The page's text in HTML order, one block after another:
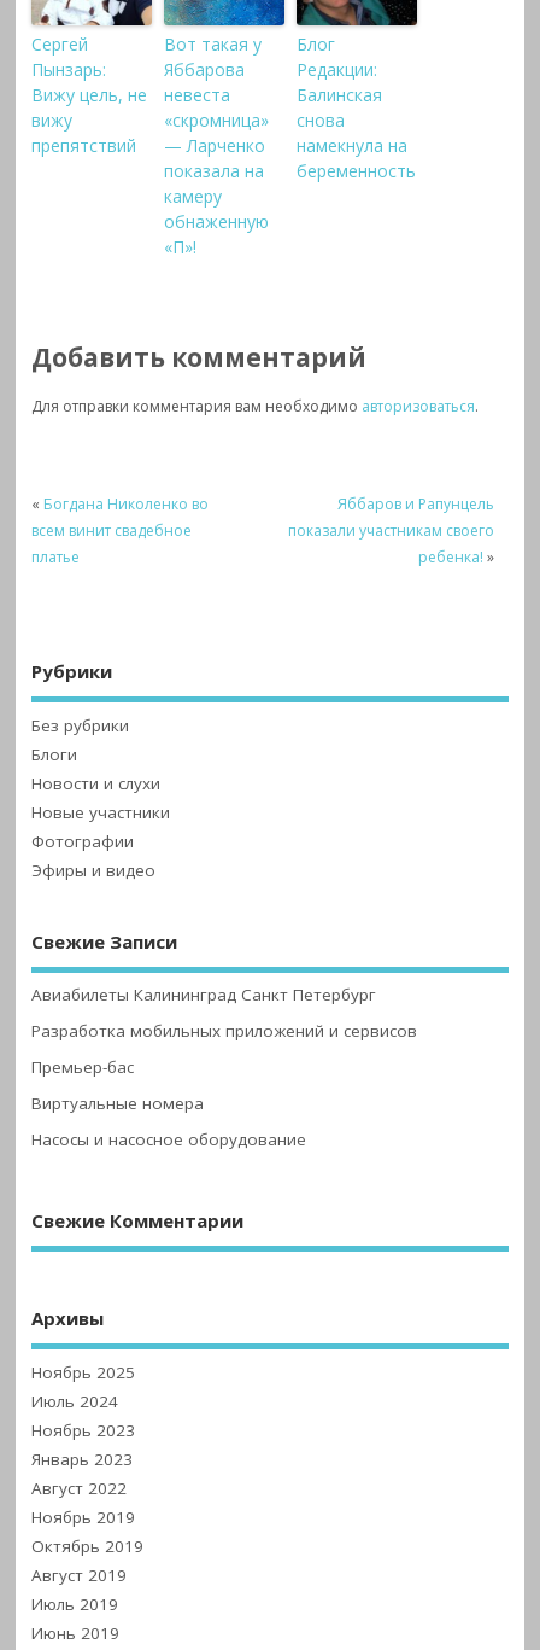
Сергей
Пынзарь:
Вижу цель, не
вижу
препятствий
Вот такая у
Яббарова
невеста
«скромница»
— Ларченко
показала на
камеру
обнаженную
«П»!
Блог
Редакции:
Балинская
снова
намекнула на
беременность
Добавить комментарий
Для отправки комментария вам необходимо авторизоваться.
« Богдана Николенко во
всем винит свадебное
платье
Яббаров и Рапунцель
показали участникам своего
ребенка! »
Рубрики
Без рубрики
Блоги
Новости и слухи
Новые участники
Фотографии
Эфиры и видео
Свежие Записи
Авиабилеты Калининград Санкт Петербург
Разработка мобильных приложений и сервисов
Премьер-бас
Виртуальные номера
Насосы и насосное оборудование
Свежие Комментарии
Архивы
Ноябрь 2025
Июль 2024
Ноябрь 2023
Январь 2023
Август 2022
Ноябрь 2019
Октябрь 2019
Август 2019
Июль 2019
Июнь 2019